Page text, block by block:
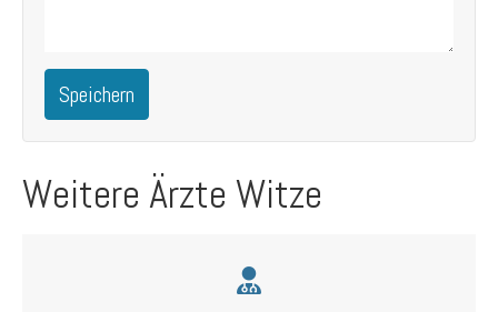
Speichern
Weitere Ärzte Witze